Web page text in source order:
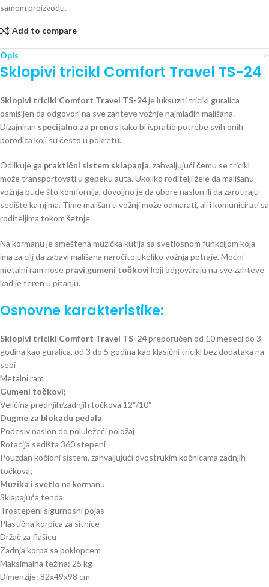
samom proizvodu.
Add to compare
Opis
Sklopivi tricikl Comfort Travel TS-24
Sklopivi tricikl Comfort Travel TS-24je luksuzni tricikl guralica
osmišljen da odgovori na sve zahteve vožnje najmlađih mališana.
Dizajniran specijalno za prenos kako bi ispratio potrebe svih onih
porodica koji su često u pokretu.
Odlikuje ga praktični sistem sklapanja, zahvaljujući čemu se tricikl
može transportovati u gepeku auta. Ukoliko roditelji žele da mališanu
vožnja bude što komfornija, dovoljno je da obore naslon ili da zarotiraju
sedište ka njima. Time mališan u vožnji može odmarati, ali i komunicirati sa
roditeljima tokom šetnje.
Na kormanu je smeštena muzička kutija sa svetlosnom funkcijom koja
ima za cilj da zabavi mališana naročito ukoliko vožnja potraje. Moćni
metalni ram nose pravi gumeni točkovi koji odgovaraju na sve zahteve
kad je teren u pitanju.
Osnovne karakteristike:
Sklopivi tricikl Comfort Travel TS-24preporučen od 10 meseci do 3
godina kao guralica, od 3 do 5 godina kao klasični tricikl bez dodataka na
sebi
Metalni ram
Gumeni točkovi;
Veličina prednjih/zadnjih točkova 12″/10″
Dugme za blokadu pedala
Podesiv naslon do poluležeći položaj
Rotacija sedišta 360 stepeni
Pouzdan kočioni sistem, zahvaljujući dvostrukim kočnicama zadnjih
točkova;
Muzika i svetlo na kormanu
Sklapajuća tenda
Trostepeni sigurnosni pojas
Plastična korpica za sitnice
Držač za flašicu
Zadnja korpa sa poklopcem
Maksimalna težina: 25 kg
Dimenzije: 82x49x98 cm